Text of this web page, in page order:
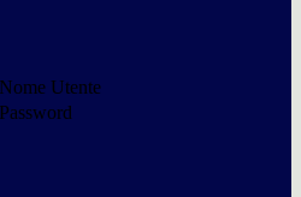
Nome Utente
Password